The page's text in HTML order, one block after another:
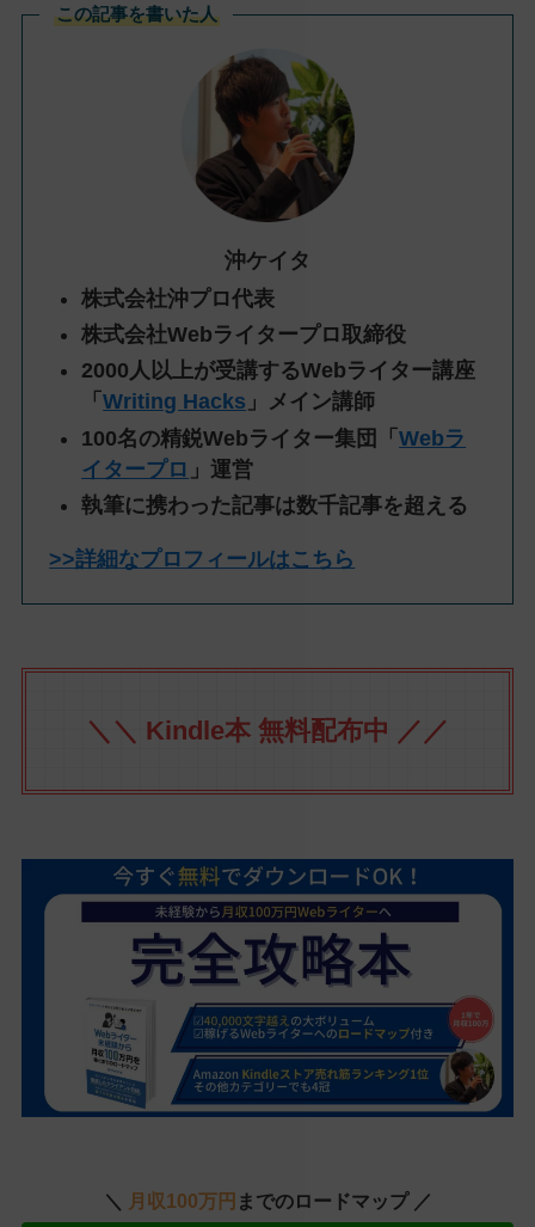
この記事を書いた人
沖ケイタ
株式会社沖プロ代表
株式会社Webライタープロ取締役
2000人以上が受講するWebライター講座
「Writing Hacks 」メイン講師
100名の精鋭Webライター集団「Webラ
イタープロ 」運営
執筆に携わった記事は数千記事を超える
>>詳細なプロフィールはこちら
＼＼ Kindle本 無料配布中 ／／
＼ 月収100万円 までのロードマップ ／